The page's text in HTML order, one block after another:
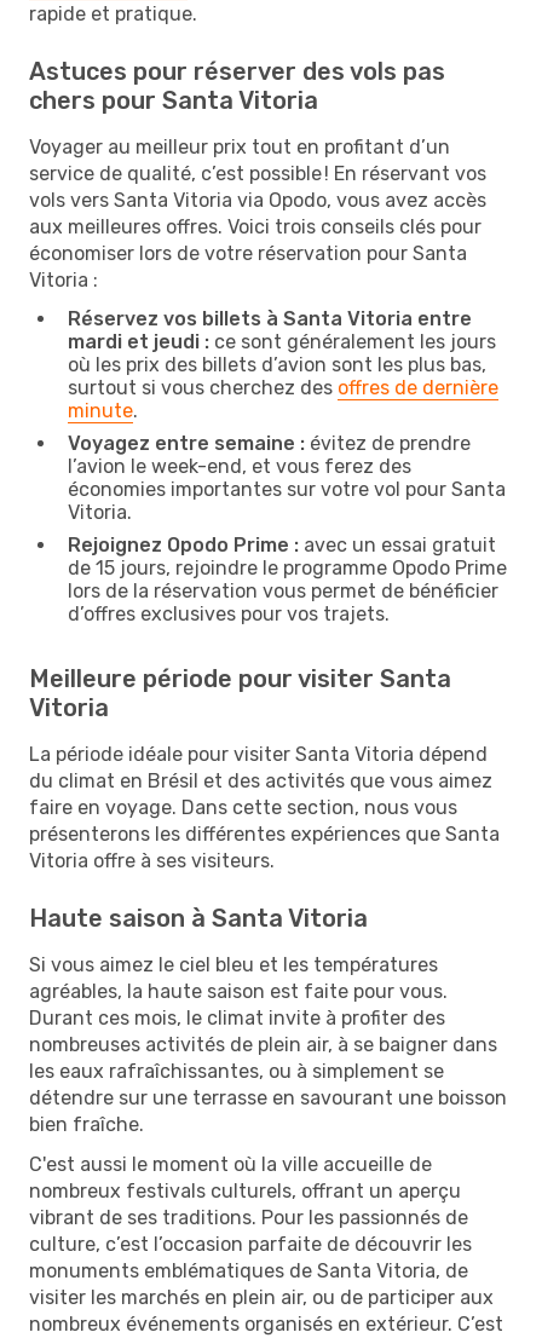
rapide et pratique.
Astuces pour réserver des vols pas
chers pour Santa Vitoria
Voyager au meilleur prix tout en profitant d’un
service de qualité, c’est possible ! En réservant vos
vols vers Santa Vitoria via Opodo, vous avez accès
aux meilleures offres. Voici trois conseils clés pour
économiser lors de votre réservation pour Santa
Vitoria :
Réservez vos billets à Santa Vitoria entre
mardi et jeudi : ce sont généralement les jours
où les prix des billets d’avion sont les plus bas,
surtout si vous cherchez des offres de dernière
minute.
Voyagez entre semaine : évitez de prendre
l’avion le week-end, et vous ferez des
économies importantes sur votre vol pour Santa
Vitoria.
Rejoignez Opodo Prime : avec un essai gratuit
de 15 jours, rejoindre le programme Opodo Prime
lors de la réservation vous permet de bénéficier
d’offres exclusives pour vos trajets.
Meilleure période pour visiter Santa
Vitoria
La période idéale pour visiter Santa Vitoria dépend
du climat en Brésil et des activités que vous aimez
faire en voyage. Dans cette section, nous vous
présenterons les différentes expériences que Santa
Vitoria offre à ses visiteurs.
Haute saison à Santa Vitoria
Si vous aimez le ciel bleu et les températures
agréables, la haute saison est faite pour vous.
Durant ces mois, le climat invite à profiter des
nombreuses activités de plein air, à se baigner dans
les eaux rafraîchissantes, ou à simplement se
détendre sur une terrasse en savourant une boisson
bien fraîche.
C'est aussi le moment où la ville accueille de
nombreux festivals culturels, offrant un aperçu
vibrant de ses traditions. Pour les passionnés de
culture, c’est l’occasion parfaite de découvrir les
monuments emblématiques de Santa Vitoria, de
visiter les marchés en plein air, ou de participer aux
nombreux événements organisés en extérieur. C’est